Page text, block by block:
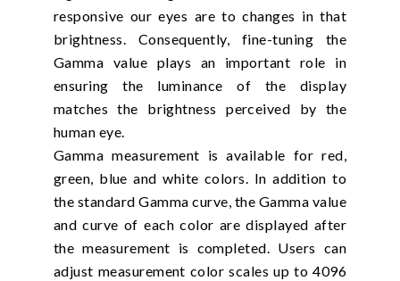
responsive our eyes are to changes in that
brightness. Consequently, fine-tuning the
Gamma value plays an important role in
ensuring the luminance of the display
matches the brightness perceived by the
human eye.
Gamma measurement is available for red,
green, blue and white colors. In addition to
the standard Gamma curve, the Gamma value
and curve of each color are displayed after
the measurement is completed. Users can
adjust measurement color scales up to 4096